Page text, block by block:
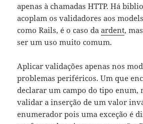
apenas à chamadas HTTP. Há
acoplam os validadores aos
como Rails, é o caso daardent,
ser um uso muito comum.
Aplicar validações apenas nos
problemas periféricos. Um que
declarar um campo do tipo enum,
validar a inserção de um valor
enumerador pois uma exceção é